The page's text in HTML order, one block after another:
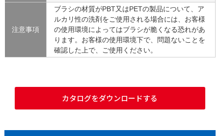
注意事項
ブラシの材質がPBT又はPETの製品について、ア
ルカリ性の洗剤をご使用される場合には、お客様
の使用環境によってはブラシが脆くなる恐れがあ
ります。お客様の使用環境下で、問題ないことを
確認した上で、ご使用ください。
カタログをダウンロードする